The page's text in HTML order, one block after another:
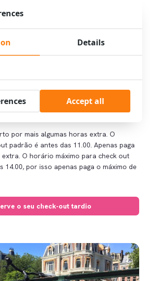
após as 11.00: 10€ por
tarde, ou apenas quer relaxar um pouco
por mais algumas horas extra. O
padrão é antes das 11.00. Apenas paga
O horário máximo para check out
14.00, por isso apenas paga o máximo de
o seu check-out tardio
Details
Accept all